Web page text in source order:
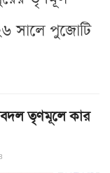
সালে পুজোটি
তৃণমূলে কার